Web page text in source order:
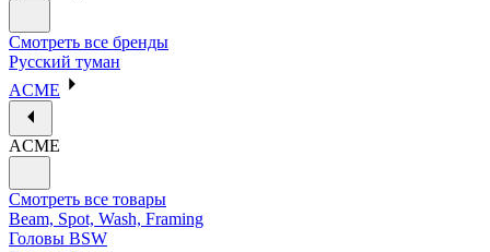
Смотреть все бренды
Русский туман
ACME
ACME
Смотреть все товары
Beam, Spot, Wash, Framing
Головы BSW